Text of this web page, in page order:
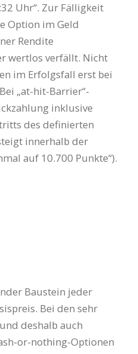
Uhr“. Zur Fälligkeit
Option im Geld
Rendite
wertlos verfällt. Nicht
im Erfolgsfall erst bei
„at-hit-Barrier“-
inklusive
des definierten
innerhalb der
auf 10.700 Punkte“).
Baustein jeder
Bei den sehr
deshalb auch
or-nothing-Optionen